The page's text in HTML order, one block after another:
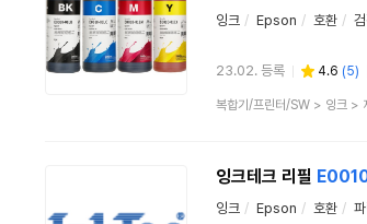
잉크 / Epson / 호환 /
23.02. 등록 4.6 (5)
상
복합기/프린터/SW> 잉크>
잉크테크 리필
잉크 / Epson / 호환 /